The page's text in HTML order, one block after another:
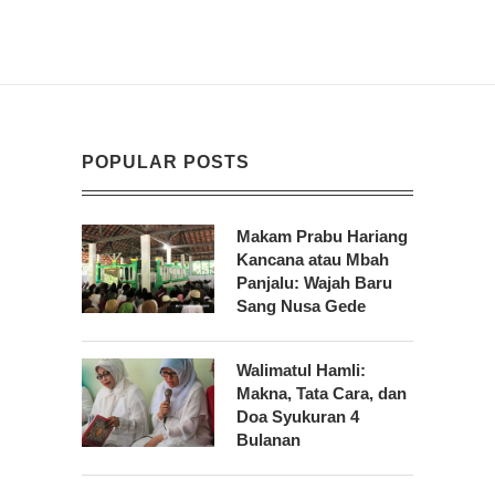
POPULAR POSTS
Makam Prabu Hariang
Kancana atau Mbah
Panjalu: Wajah Baru
Sang Nusa Gede
Walimatul Hamli:
Makna, Tata Cara, dan
Doa Syukuran 4
Bulanan